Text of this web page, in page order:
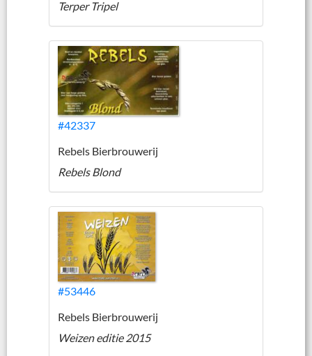
Terper Tripel
#42337
Rebels Bierbrouwerij
Rebels Blond
#53446
Rebels Bierbrouwerij
Weizen editie 2015